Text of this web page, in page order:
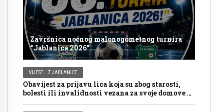
Završnica noćnog malonogometnog turnira
“Jablanica 2026”
VIJESTI IZ JABLANICE
Obavijest za prijavu lica koja su zbog starosti,
bolesti ili invalidnosti vezana za svoje domove za
izborima 2026. godine